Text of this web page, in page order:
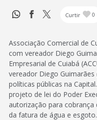
Curtir 0
Associação Comercial de
com vereador Diego
Empresarial de Cuiabá
vereador Diego
políticas públicas na
projeto de lei do Poder
autorização para
da fatura de água e